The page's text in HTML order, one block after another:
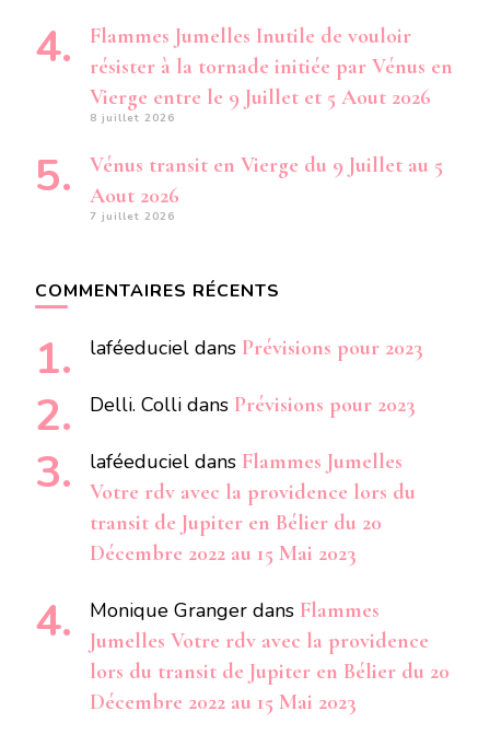
Flammes Jumelles Inutile de vouloir
résister à la tornade initiée par Vénus en
Vierge entre le 9 Juillet et 5 Aout 2026
8 juillet 2026
Vénus transit en Vierge du 9 Juillet au 5
Aout 2026
7 juillet 2026
COMMENTAIRES RÉCENTS
laféeduciel dans Prévisions pour 2023
Delli. Colli dans Prévisions pour 2023
laféeduciel dans Flammes Jumelles
Votre rdv avec la providence lors du
transit de Jupiter en Bélier du 20
Décembre 2022 au 15 Mai 2023
Monique Granger dans Flammes
Jumelles Votre rdv avec la providence
lors du transit de Jupiter en Bélier du 20
Décembre 2022 au 15 Mai 2023